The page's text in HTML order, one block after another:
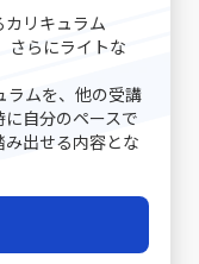
まず、会話の開
本です。長年の
せる」ことは、
一歩です。たと
ーティングで
有することで、
日常的なコミュ
勢が重要です。
話し方をよく観
けでなく、いく
あります。ま
に注意が必要で
としても、相手
はまた別の問題
ョン能力」にお
かが重要であ
功指標となりま
ります。言葉だ
養われるので
やブランド価値
を見極めること
に特化すること
高級車市場にお
圧倒的なブラン
。この戦略は、
自社の強みや専
組織全体に影響
な対策を講じる
むプロセスは、
と成長機会を確
でしょう。 近年
な働き方が広が
になりました。
戦略を見直すた
クションでは、
リキュラム
さらにライトな
ラムを、他の受講
自分のペースで
出せる内容とな